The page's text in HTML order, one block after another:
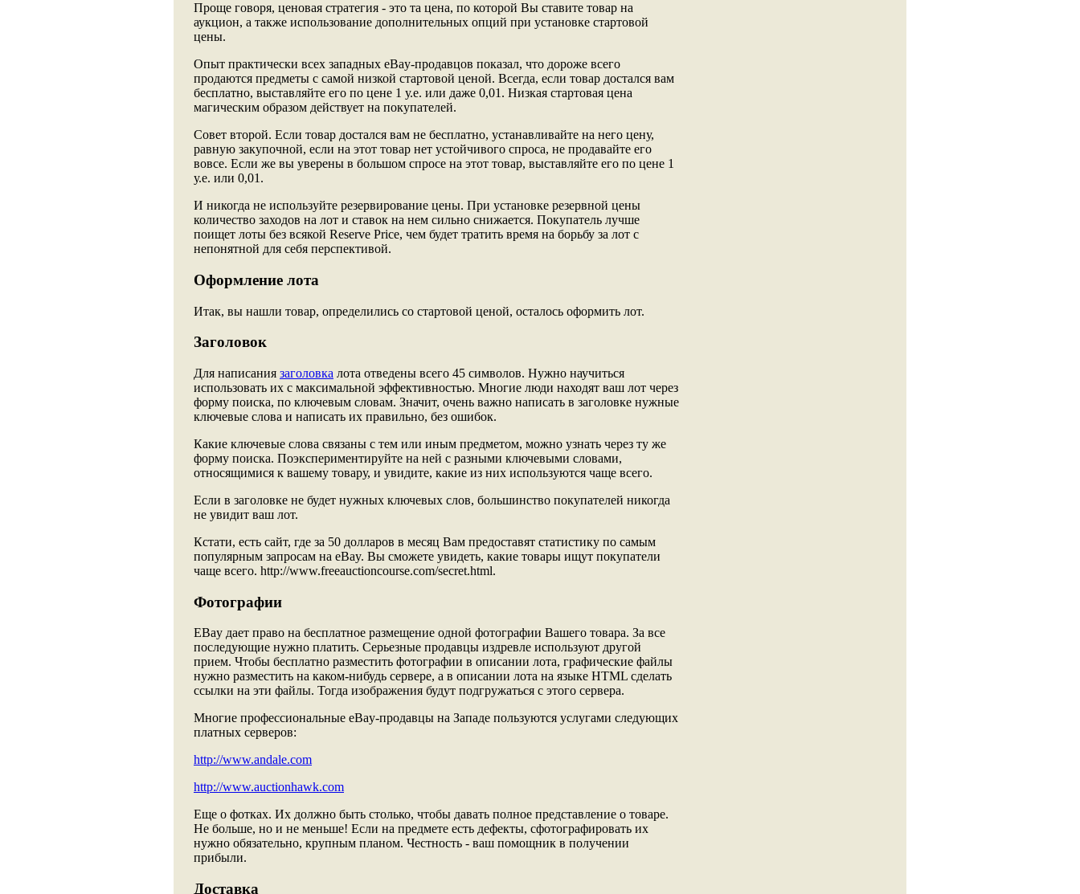
Проще говоря, ценовая стратегия - это та цена, по которой Вы ставите товар на
аукцион, а также использование дополнительных опций при установке стартовой
цены.
Опыт практически всех западных eBay-продавцов показал, что дороже всего
продаются предметы с самой низкой стартовой ценой. Всегда, если товар достался вам
бесплатно, выставляйте его по цене 1 у.е. или даже 0,01. Низкая стартовая цена
магическим образом действует на покупателей.
Совет второй. Если товар достался вам не бесплатно, устанавливайте на него цену,
равную закупочной, если на этот товар нет устойчивого спроса, не продавайте его
вовсе. Если же вы уверены в большом спросе на этот товар, выставляйте его по цене 1
у.е. или 0,01.
И никогда не используйте резервирование цены. При установке резервной цены
количество заходов на лот и ставок на нем сильно снижается. Покупатель лучше
поищет лоты без всякой Reserve Price, чем будет тратить время на борьбу за лот с
непонятной для себя перспективой.
Оформление лота
Итак, вы нашли товар, определились со стартовой ценой, осталось оформить лот.
Заголовок
Для написания заголовка лота отведены всего 45 символов. Нужно научиться
использовать их с максимальной эффективностью. Многие люди находят ваш лот через
форму поиска, по ключевым словам. Значит, очень важно написать в заголовке нужные
ключевые слова и написать их правильно, без ошибок.
Какие ключевые слова связаны с тем или иным предметом, можно узнать через ту же
форму поиска. Поэкспериментируйте на ней с разными ключевыми словами,
относящимися к вашему товару, и увидите, какие из них используются чаще всего.
Если в заголовке не будет нужных ключевых слов, большинство покупателей никогда
не увидит ваш лот.
Кстати, есть сайт, где за 50 долларов в месяц Вам предоставят статистику по самым
популярным запросам на eBay. Вы сможете увидеть, какие товары ищут покупатели
чаще всего. http://www.freeauctioncourse.com/secret.html.
Фотографии
EBay дает право на бесплатное размещение одной фотографии Вашего товара. За все
последующие нужно платить. Серьезные продавцы издревле используют другой
прием. Чтобы бесплатно разместить фотографии в описании лота, графические файлы
нужно разместить на каком-нибудь сервере, а в описании лота на языке HTML сделать
ссылки на эти файлы. Тогда изображения будут подгружаться с этого сервера.
Многие профессиональные eBay-продавцы на Западе пользуются услугами следующих
платных серверов:
http://www.andale.com
http://www.auctionhawk.com
Еще о фотках. Их должно быть столько, чтобы давать полное представление о товаре.
Не больше, но и не меньше! Если на предмете есть дефекты, сфотографировать их
нужно обязательно, крупным планом. Честность - ваш помощник в получении
прибыли.
Доставка